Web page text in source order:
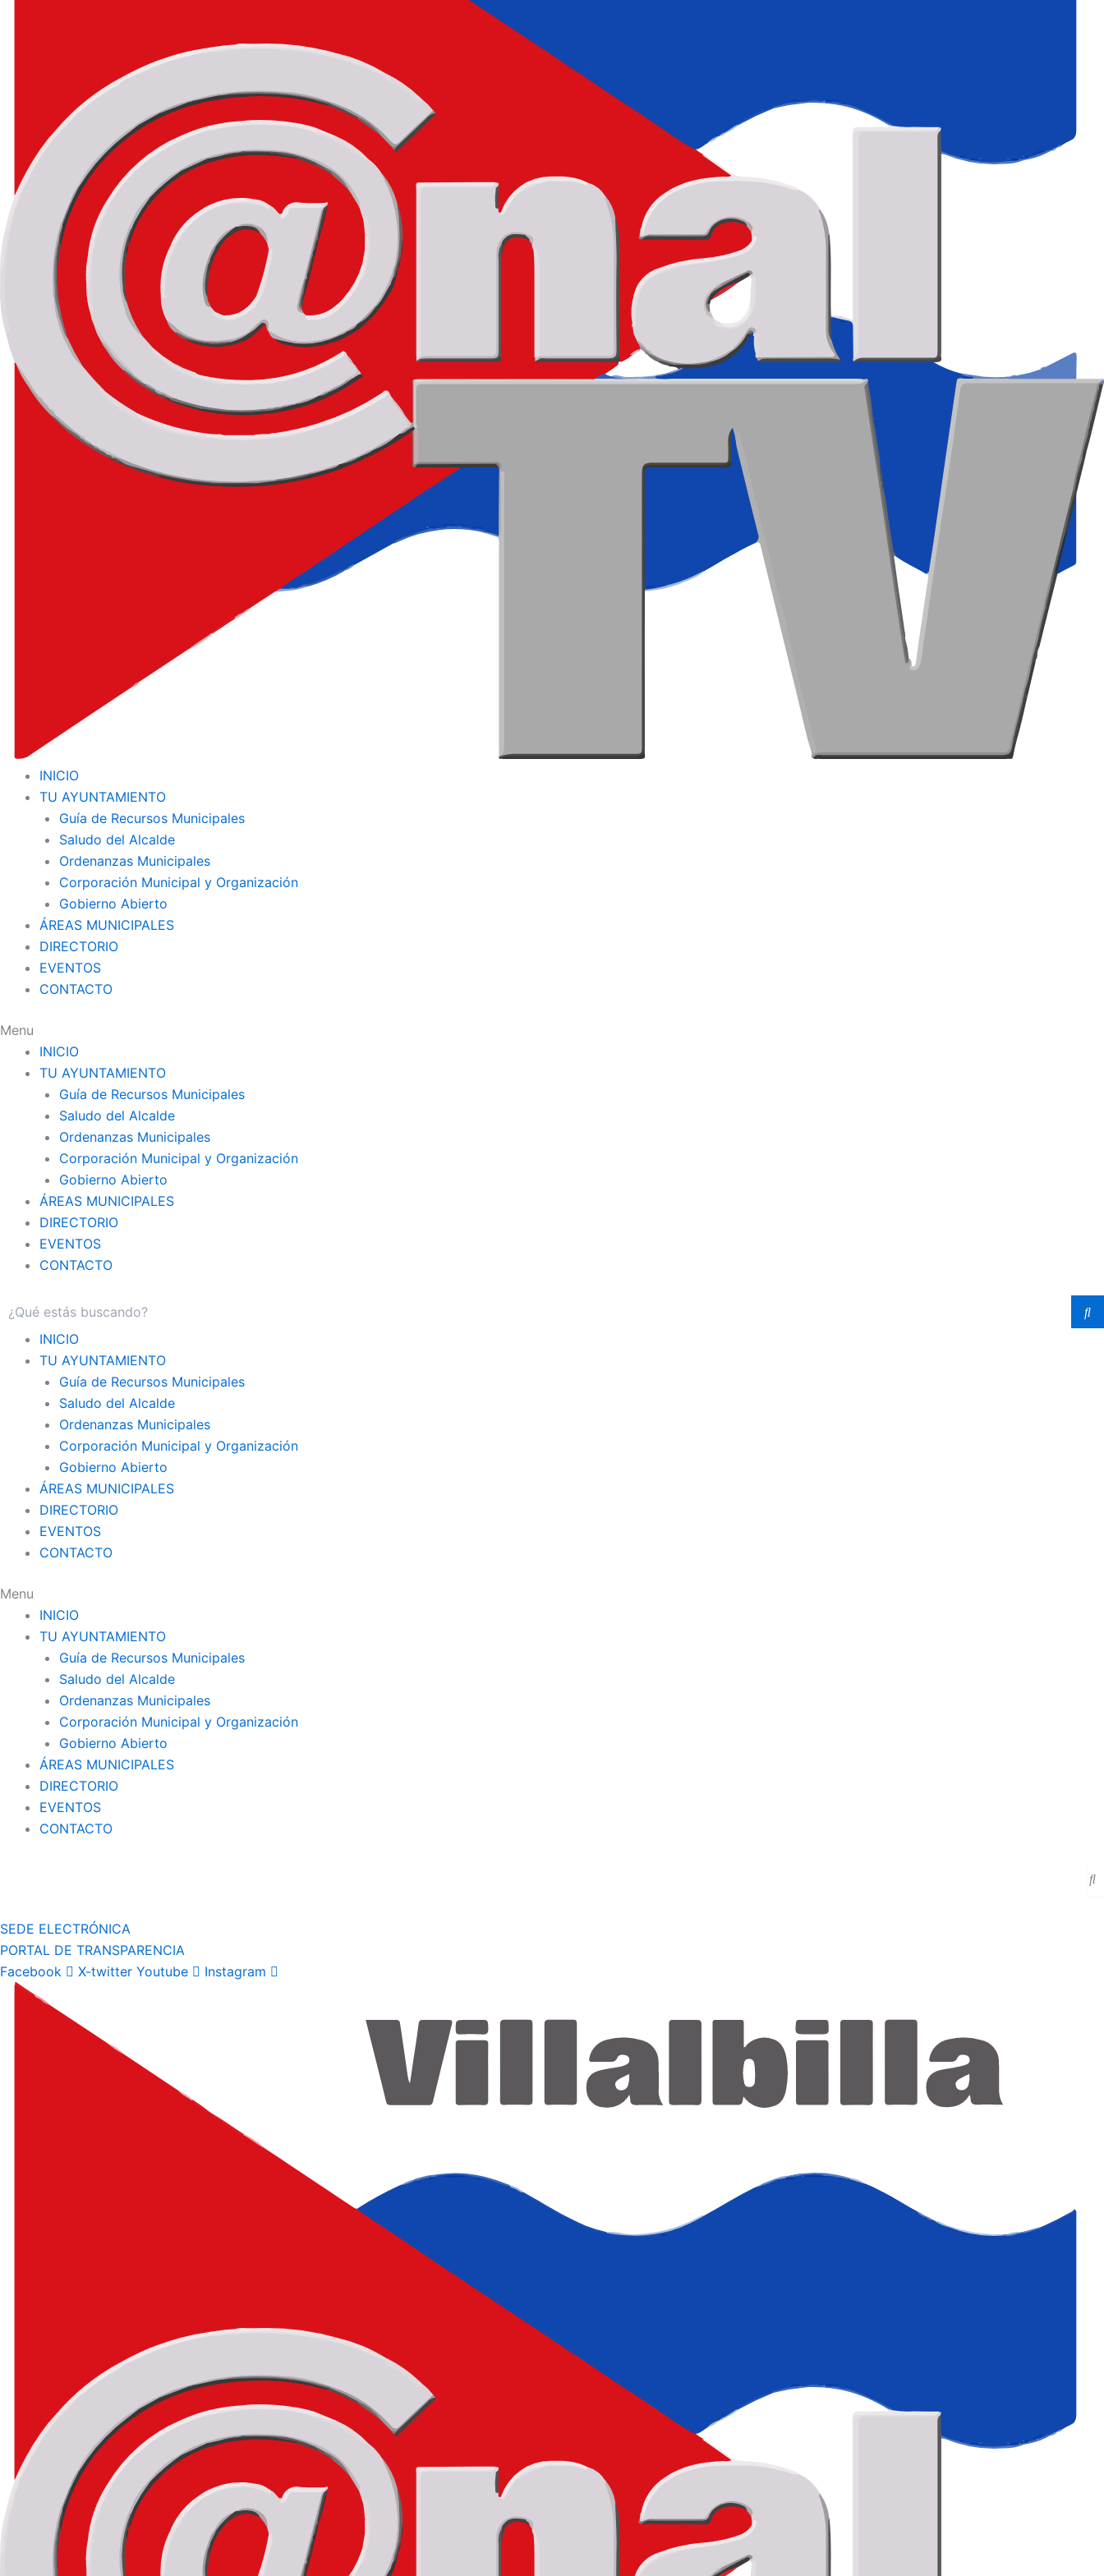
INICIO
TU AYUNTAMIENTO
Guía de Recursos Municipales
Saludo del Alcalde
Ordenanzas Municipales
Corporación Municipal y Organización
Gobierno Abierto
ÁREAS MUNICIPALES
DIRECTORIO
EVENTOS
CONTACTO
Menu
INICIO
TU AYUNTAMIENTO
Guía de Recursos Municipales
Saludo del Alcalde
Ordenanzas Municipales
Corporación Municipal y Organización
Gobierno Abierto
ÁREAS MUNICIPALES
DIRECTORIO
EVENTOS
CONTACTO
INICIO
TU AYUNTAMIENTO
Guía de Recursos Municipales
Saludo del Alcalde
Ordenanzas Municipales
Corporación Municipal y Organización
Gobierno Abierto
ÁREAS MUNICIPALES
DIRECTORIO
EVENTOS
CONTACTO
Menu
INICIO
TU AYUNTAMIENTO
Guía de Recursos Municipales
Saludo del Alcalde
Ordenanzas Municipales
Corporación Municipal y Organización
Gobierno Abierto
ÁREAS MUNICIPALES
DIRECTORIO
EVENTOS
CONTACTO
SEDE ELECTRÓNICA
PORTAL DE TRANSPARENCIA
Facebook
X-twitter Youtube Instagram